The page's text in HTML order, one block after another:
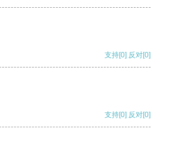
支持[0] 反对[0]
支持[0] 反对[0]